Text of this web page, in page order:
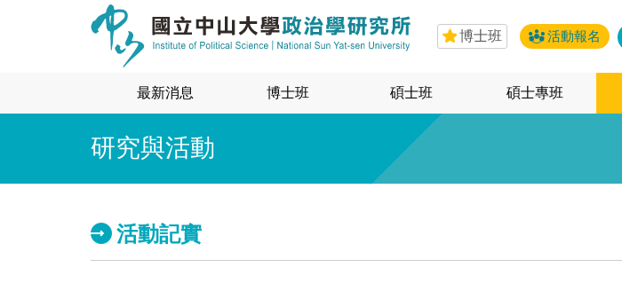
博士班 活動報名
最新消息 博士班 碩士班 碩士專班
研究與活動
活動記實